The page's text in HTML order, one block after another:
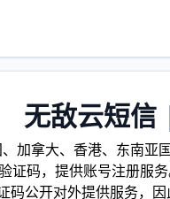
无敌云短信
加拿大、香港、东南亚
证码，提供账号注册服
码公开对外提供服务，